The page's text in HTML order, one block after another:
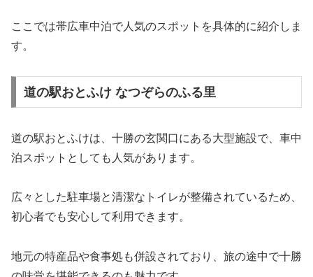
ここでは帯広車中泊で人気のスポットを具体的に紹介しま
す。
道の駅おとふけ なつぞらのふる里
道の駅おとふけは、十勝の玄関口にある大型施設で、車中
泊スポットとしても人気があります。
広々とした駐車場と清潔なトイレが整備されているため、
初心者でも安心して利用できます。
地元の特産品や食事処も併設されており、旅の途中で十勝